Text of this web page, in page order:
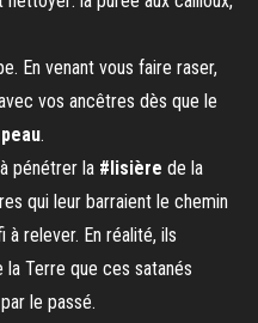
En venant vous faire raser,
vos ancêtres dès que le
.
pénétrer la #lisière de la
qui leur barraient le chemin
relever. En réalité, ils
Terre que ces satanés
le passé.